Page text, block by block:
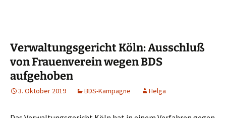
Verwaltungsgericht Köln: Ausschluß
von Frauenverein wegen BDS
aufgehoben
3. Oktober 2019 BDS-Kampagne Helga